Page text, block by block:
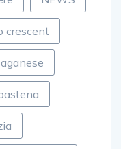
crescent